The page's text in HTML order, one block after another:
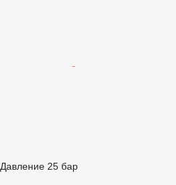
Давление 25 бар